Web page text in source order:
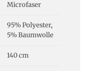
Microfaser
95% Polyester,
5% Baumwolle
140 cm